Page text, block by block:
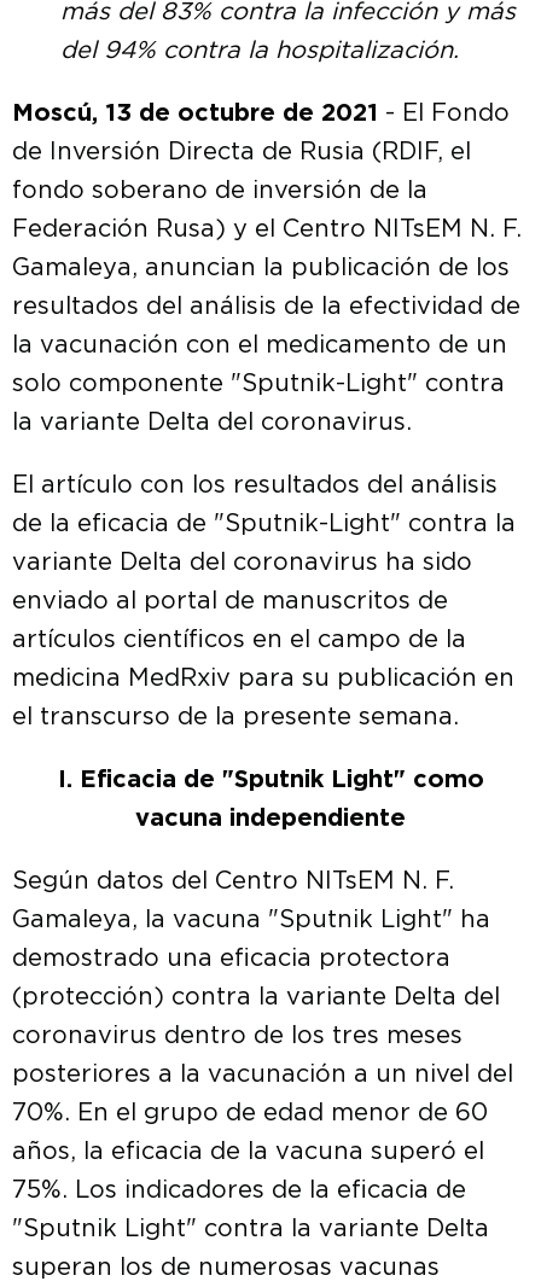
más del 83% contra la infección y más
del 94% contra la hospitalización.
Moscú, 13 de octubre de 2021
- El Fondo
de Inversión Directa de Rusia (RDIF, el
fondo soberano de inversión de la
Federación Rusa) y el Centro NITsEM N. F.
Gamaleya, anuncian la publicación de los
resultados del análisis de la efectividad de
la vacunación con el medicamento de un
solo componente "Sputnik-Light" contra
la variante Delta del coronavirus.
El artículo con los resultados del análisis
de la eficacia de "Sputnik-Light" contra la
variante Delta del coronavirus ha sido
enviado al portal de manuscritos de
artículos científicos en el campo de la
medicina MedRxiv para su publicación en
el transcurso de la presente semana.
I. Eficacia de "Sputnik Light" como
vacuna independiente
Según datos del Centro NITsEM N. F.
Gamaleya, la vacuna "Sputnik Light" ha
demostrado una eficacia protectora
(protección) contra la variante Delta del
coronavirus dentro de los tres meses
posteriores a la vacunación a un nivel del
70%. En el grupo de edad menor de 60
años, la eficacia de la vacuna superó el
75%. Los indicadores de la eficacia de
"Sputnik Light" contra la variante Delta
superan los de numerosas vacunas